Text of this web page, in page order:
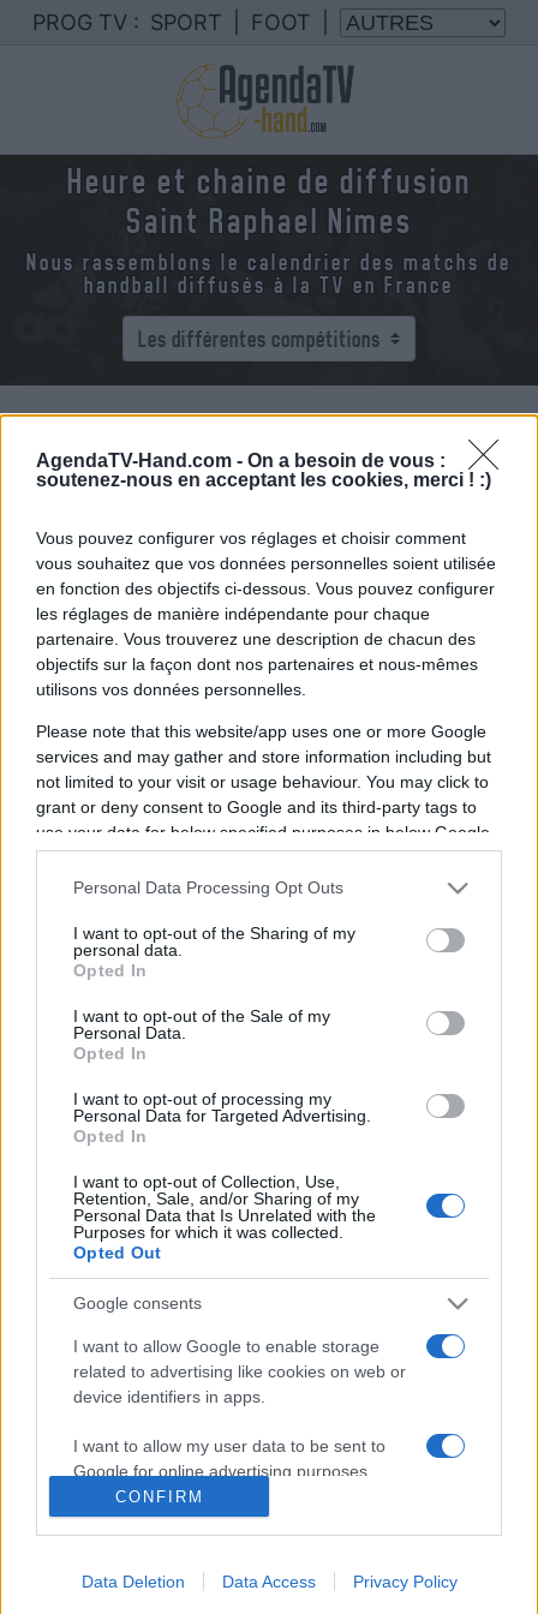
AgendaTV-Hand.com - On a besoin de vous :
soutenez-nous en acceptant les cookies, merci ! :)
Vous pouvez configurer vos réglages et choisir comment
vous souhaitez que vos données personnelles soient utilisée
en fonction des objectifs ci-dessous. Vous pouvez configurer
les réglages de manière indépendante pour chaque
partenaire. Vous trouverez une description de chacun des
objectifs sur la façon dont nos partenaires et nous-mêmes
utilisons vos données personnelles.
Please note that this website/app uses one or more Google
services and may gather and store information including but
not limited to your visit or usage behaviour. You may click to
grant or deny consent to Google and its third-party tags to
use your data for below specified purposes in below Google
consent section.
Personal Data Processing Opt Outs
I want to opt-out of the Sharing of my
personal data.
Opted In
I want to opt-out of the Sale of my
Personal Data.
Opted In
I want to opt-out of processing my
Personal Data for Targeted Advertising.
Opted In
I want to opt-out of Collection, Use,
Retention, Sale, and/or Sharing of my
Personal Data that Is Unrelated with the
Purposes for which it was collected.
Opted Out
Google consents
I want to allow Google to enable storage
related to advertising like cookies on web or
device identifiers in apps.
I want to allow my user data to be sent to
Google for online advertising purposes.
I want to allow Google to send me
I want to allow Google to enable storage
CONFIRM
Data Deletion Data Access Privacy Policy
PROG TV : SPORT FOOT
Heure et chaine de diffusion
Saint Raphael Nimes
Nous rassemblons le calendrier des matchs de
handball diffusés à la TV en France
Vendredi 07 novembre 2025
20h00
Saint
Raphael
Nimes
La diffusion du match de handball entre les
Nimes(équipe fondée en 1960) aura lieu
vendredi 07 novembre 2025 à 20h00
rencontre deStarLiguesera diffusée à la
télévision en France sur la chaine
Vous trouverez ci-dessous la liste des prochains
matchs des deux équipes, qu'ils soient diffusés
ou non. Il suffit de cliquer sur l'un des matchs
pour connaitre toutes les informations.
Pour suivre l' actu StarLigue
, n'hésitez pas à
vous rendre chez notre partenaire
RezoSport.com qui sélectionne l'actu handball
issue des meilleurs médias, et propose
également les classements, calendriers et
résultats.